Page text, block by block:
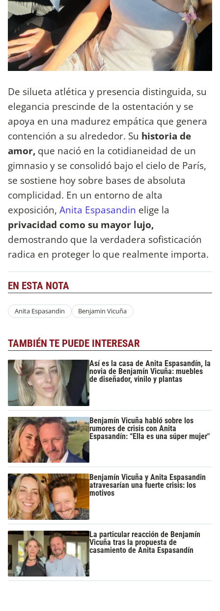
De silueta atlética y presencia distinguida, su
elegancia prescinde de la ostentación y se
apoya en una madurez empática que genera
contención a su alrededor. Su historia de
amor, que nació en la cotidianeidad de un
gimnasio y se consolidó bajo el cielo de París,
se sostiene hoy sobre bases de absoluta
complicidad. En un entorno de alta
exposición, Anita Espasandin elige la
privacidad como su mayor lujo,
demostrando que la verdadera sofisticación
radica en proteger lo que realmente importa.
EN ESTA NOTA
Anita Espasandin Benjamin Vicuña
TAMBIÉN TE PUEDE INTERESAR
Así es la casa de Anita Espasandín, la
novia de Benjamín Vicuña: muebles
de diseñador, vinilo y plantas
Benjamín Vicuña habló sobre los
rumores de crisis con Anita
Espasandín: “Ella es una súper mujer"
Benjamín Vicuña y Anita Espasandin
atravesarían una fuerte crisis: los
motivos
La particular reacción de Benjamín
Vicuña tras la propuesta de
casamiento de Anita Espasandín